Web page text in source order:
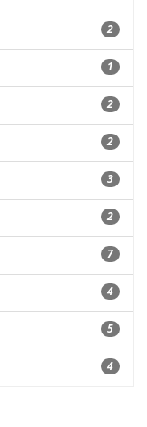
2
1
2
2
3
2
7
4
5
4